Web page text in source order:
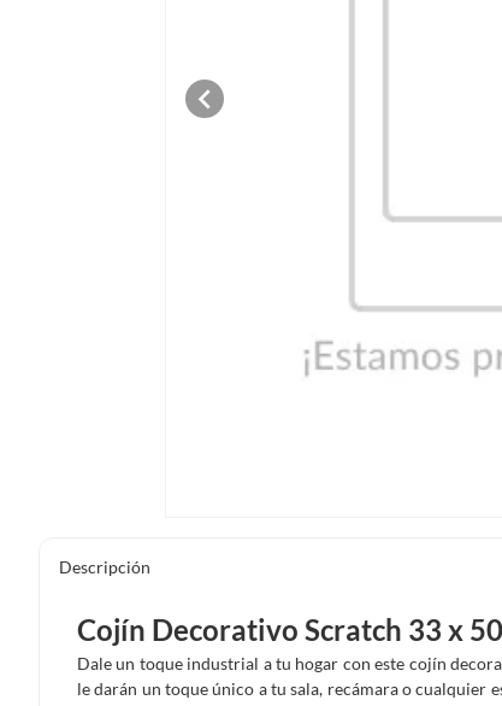
Descripción
Cojín Decorativo Scratch 33 x
Dale un toque industrial a tu hogar con este cojín
le darán un toque único a tu sala, recámara o cualquier